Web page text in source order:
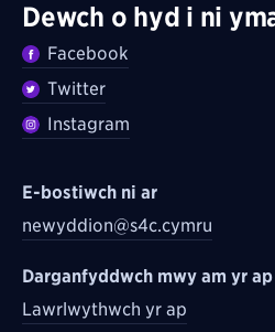
Dewch o hyd i ni
Facebook
Twitter
Instagram
E-bostiwch ni ar
newyddion@s4c.cymru
Darganfyddwch mwy am yr
Lawrlwythwch yr ap